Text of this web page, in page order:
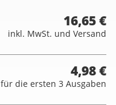
16,65 €
inkl. MwSt. und Versand
4,98 €
für die ersten 3 Ausgaben